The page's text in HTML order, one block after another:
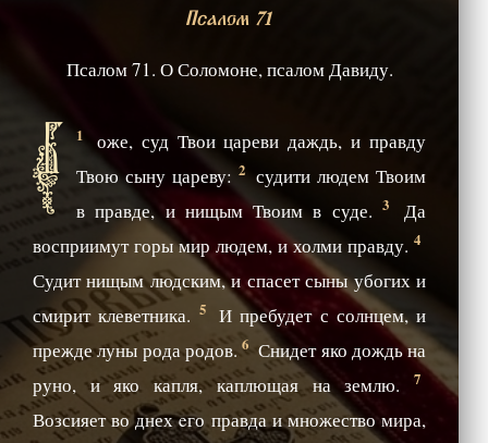
Псалом 71
Псалом 71. О Соломоне, псалом Давиду.
1
Б
оже, суд Твои цареви даждь, и правду
Твою сыну цареву: 2 судити людем Твоим
в правде, и нищым Твоим в суде. 3
Да
восприимут горы мир людем, и холми правду.4
Судит нищым людским, и спасет сыны убогих и
смирит клеветника. 5
И пребудет с солнцем, и
прежде луны рода родов.6 Снидет яко дождь на
руно, и яко капля, каплющая на землю.7
Возсияет во днех eго правда и множество мира,